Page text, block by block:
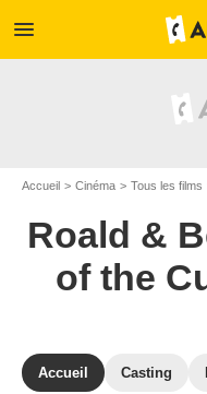
menu
Accueil Cinéma Tous les films
Roald &
of the
Accueil Casting